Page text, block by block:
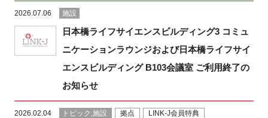
お問い合わせ
2026.07.06 施設
日本橋ライフサイエンスビルディング3 コミュ
ニケーションラウンジおよび日本橋ライフサイ
エンスビルディング B103会議室 ご利用終了の
お知らせ
2026.02.04 トピック,施設 拠点 LINK-J会員特典